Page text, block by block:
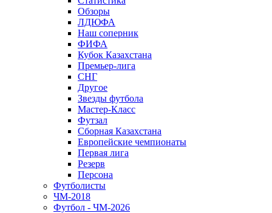
Обзоры
ЛДЮФА
Наш соперник
ФИФА
Кубок Казахстана
Премьер-лига
СНГ
Другое
Звезды футбола
Мастер-Класс
Футзал
Сборная Казахстана
Европейские чемпионаты
Первая лига
Резерв
Персона
Футболисты
ЧМ-2018
Футбол - ЧМ-2026